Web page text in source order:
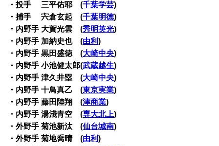
・投手 三平佑耶 (千葉学芸)
・捕手 宍倉玄起 (千葉明徳)
・内野手 大賀光雲 (秀明英光)
・内野手 加納史也 (由利)
・内野手 黒田盛徳 (大崎中央)
・内野手 小池健太郎(武蔵越生)
・内野手 津久井塁 (大崎中央)
・内野手 十鳥真乙 (東京実業)
・内野手 藤田陸翔 (津商業)
・内野手 湯淺青空 (専大北上)
・外野手 菊池新汰 (仙台城南)
・外野手 菊地喬晴 (由利)